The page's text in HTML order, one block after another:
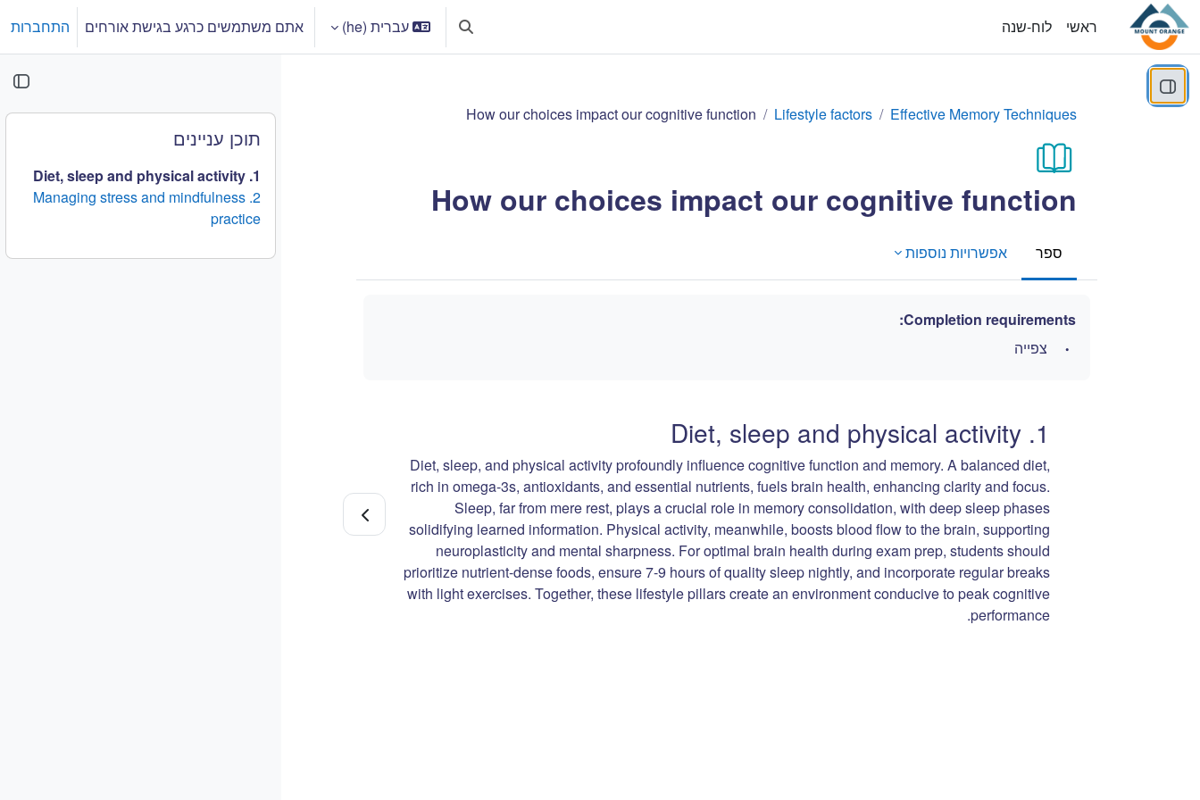
דילוג לתוכן הראשי
ראשי
לוח-שנה הצגה או הסתרה של קלט חיפוש
עברית ‎(he)‎ אתם משתמשים כרגע בגישת אורחים התחברות
משבצות (בלוקים)
דילוג את תוכן עניינים
תוכן עניינים
1. Diet, sleep and physical activity
2. Managing stress and mindfulness
practice
רשימת הנושאים בקורס
Effective Memory Techniques
Lifestyle factors
How our choices impact our cognitive function
How our choices impact our cognitive function
ספר אפשרויות נוספות
Completion requirements:
צפייה
1. Diet, sleep and physical activity
Diet, sleep, and physical activity profoundly influence cognitive function and memory. A balanced diet,
rich in omega-3s, antioxidants, and essential nutrients, fuels brain health, enhancing clarity and focus.
Sleep, far from mere rest, plays a crucial role in memory consolidation, with deep sleep phases
solidifying learned information. Physical activity, meanwhile, boosts blood flow to the brain, supporting
neuroplasticity and mental sharpness. For optimal brain health during exam prep, students should
prioritize nutrient-dense foods, ensure 7-9 hours of quality sleep nightly, and incorporate regular breaks
with light exercises. Together, these lifestyle pillars create an environment conducive to peak cognitive
performance.